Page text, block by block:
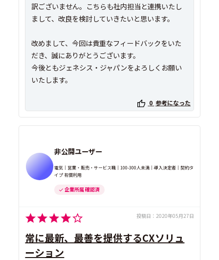
訳ございません。こちらも社内担当と連携いたし
まして、改良を検討していきたいと思います。
改めまして、今回は貴重なフィードバックをいた
だき、誠にありがとうございます。
今後ともジェネシス・ジャパンをよろしくお願い
0 参考になった
非公開ユーザー
電気｜営業・販売・サービス職｜100-300人未満｜導入決定者｜契約タ
イプ 有償利用
企業所属 確認済
投稿日： 2020年05月27日
常に最新、最善を提供するCXソリュ
ーション